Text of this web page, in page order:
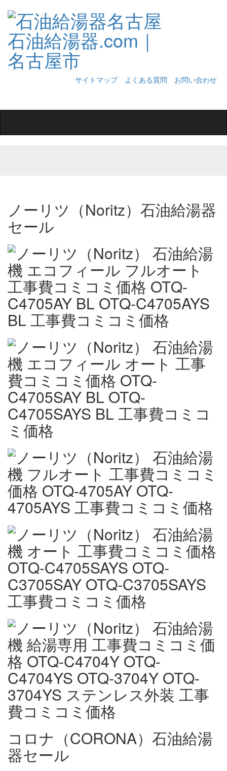
サイトマップ よくある質問
お問い合わせ
ノーリツ（Noritz）石油給湯器
セール
コロナ（CORONA）石油給湯
器セール